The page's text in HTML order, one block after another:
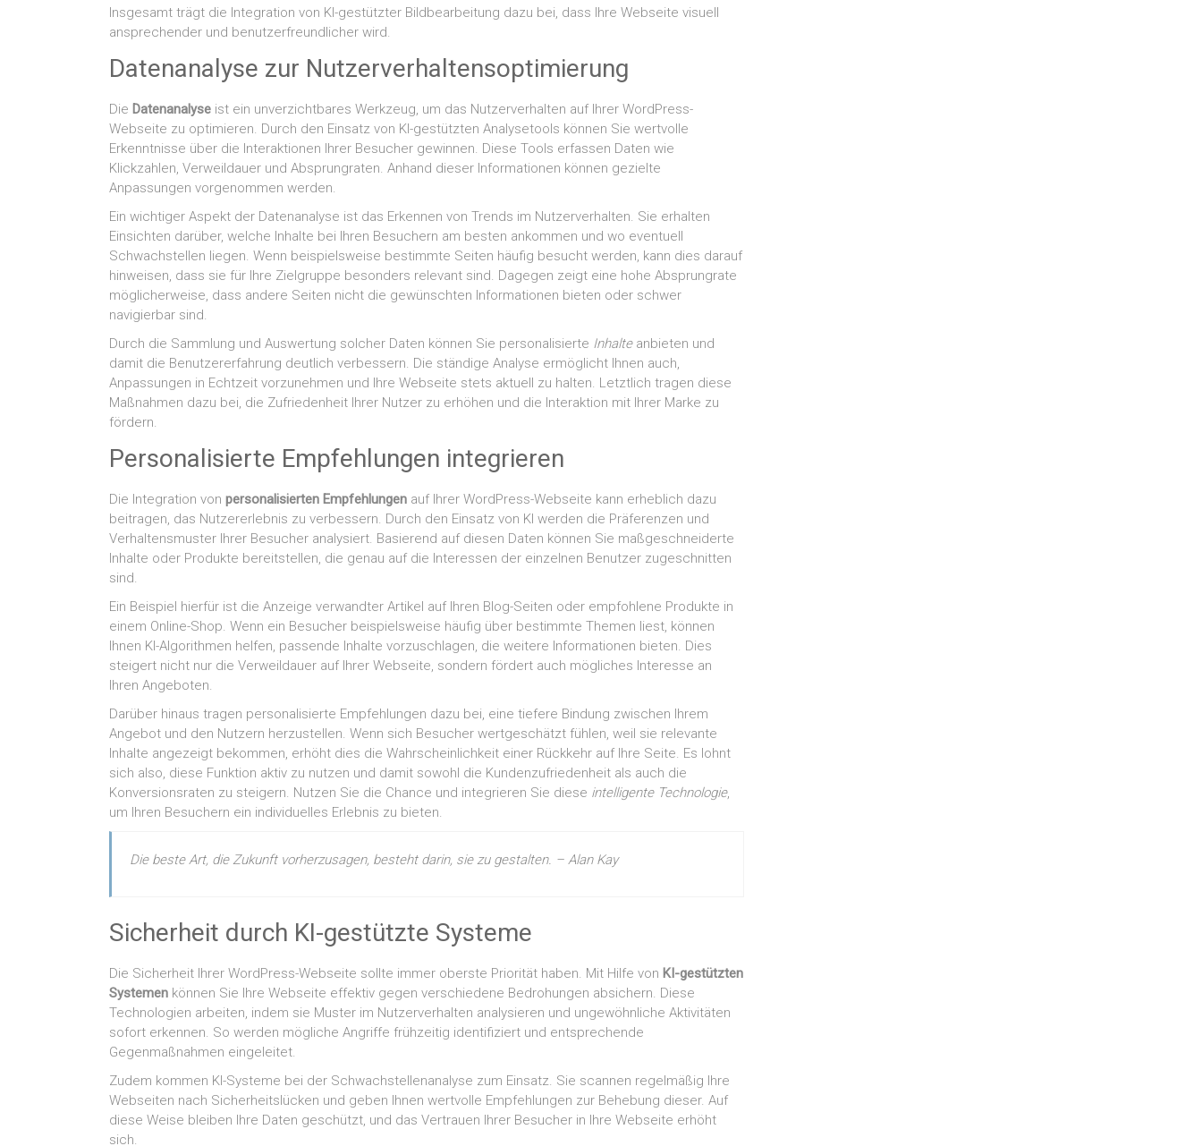
Insgesamt trägt die Integration von KI-gestützter Bildbearbeitung dazu bei, dass Ihre Webseite visuell
ansprechender und benutzerfreundlicher wird.
Datenanalyse zur Nutzerverhaltensoptimierung
Die Datenanalyse ist ein unverzichtbares Werkzeug, um das Nutzerverhalten auf Ihrer WordPress-
Webseite zu optimieren. Durch den Einsatz von KI-gestützten Analysetools können Sie wertvolle
Erkenntnisse über die Interaktionen Ihrer Besucher gewinnen. Diese Tools erfassen Daten wie
Klickzahlen, Verweildauer und Absprungraten. Anhand dieser Informationen können gezielte
Anpassungen vorgenommen werden.
Ein wichtiger Aspekt der Datenanalyse ist das Erkennen von Trends im Nutzerverhalten. Sie erhalten
Einsichten darüber, welche Inhalte bei Ihren Besuchern am besten ankommen und wo eventuell
Schwachstellen liegen. Wenn beispielsweise bestimmte Seiten häufig besucht werden, kann dies darauf
hinweisen, dass sie für Ihre Zielgruppe besonders relevant sind. Dagegen zeigt eine hohe Absprungrate
möglicherweise, dass andere Seiten nicht die gewünschten Informationen bieten oder schwer
navigierbar sind.
Durch die Sammlung und Auswertung solcher Daten können Sie personalisierte Inhalteanbieten und
damit die Benutzererfahrung deutlich verbessern. Die ständige Analyse ermöglicht Ihnen auch,
Anpassungen in Echtzeit vorzunehmen und Ihre Webseite stets aktuell zu halten. Letztlich tragen diese
Maßnahmen dazu bei, die Zufriedenheit Ihrer Nutzer zu erhöhen und die Interaktion mit Ihrer Marke zu
fördern.
Personalisierte Empfehlungen integrieren
Die Integration von personalisierten Empfehlungen auf Ihrer WordPress-Webseite kann erheblich dazu
beitragen, das Nutzererlebnis zu verbessern. Durch den Einsatz von KI werden die Präferenzen und
Verhaltensmuster Ihrer Besucher analysiert. Basierend auf diesen Daten können Sie maßgeschneiderte
Inhalte oder Produkte bereitstellen, die genau auf die Interessen der einzelnen Benutzer zugeschnitten
sind.
Ein Beispiel hierfür ist die Anzeige verwandter Artikel auf Ihren Blog-Seiten oder empfohlene Produkte in
einem Online-Shop. Wenn ein Besucher beispielsweise häufig über bestimmte Themen liest, können
Ihnen KI-Algorithmen helfen, passende Inhalte vorzuschlagen, die weitere Informationen bieten. Dies
steigert nicht nur die Verweildauer auf Ihrer Webseite, sondern fördert auch mögliches Interesse an
Ihren Angeboten.
Darüber hinaus tragen personalisierte Empfehlungen dazu bei, eine tiefere Bindung zwischen Ihrem
Angebot und den Nutzern herzustellen. Wenn sich Besucher wertgeschätzt fühlen, weil sie relevante
Inhalte angezeigt bekommen, erhöht dies die Wahrscheinlichkeit einer Rückkehr auf Ihre Seite. Es lohnt
sich also, diese Funktion aktiv zu nutzen und damit sowohl die Kundenzufriedenheit als auch die
Konversionsraten zu steigern. Nutzen Sie die Chance und integrieren Sie diese intelligente Technologie,
um Ihren Besuchern ein individuelles Erlebnis zu bieten.
Die beste Art, die Zukunft vorherzusagen, besteht darin, sie zu gestalten. – Alan Kay
Sicherheit durch KI-gestützte Systeme
Die Sicherheit Ihrer WordPress-Webseite sollte immer oberste Priorität haben. Mit Hilfe von KI-gestützten
Systemen können Sie Ihre Webseite effektiv gegen verschiedene Bedrohungen absichern. Diese
Technologien arbeiten, indem sie Muster im Nutzerverhalten analysieren und ungewöhnliche Aktivitäten
sofort erkennen. So werden mögliche Angriffe frühzeitig identifiziert und entsprechende
Gegenmaßnahmen eingeleitet.
Zudem kommen KI-Systeme bei der Schwachstellenanalyse zum Einsatz. Sie scannen regelmäßig Ihre
Webseiten nach Sicherheitslücken und geben Ihnen wertvolle Empfehlungen zur Behebung dieser. Auf
diese Weise bleiben Ihre Daten geschützt, und das Vertrauen Ihrer Besucher in Ihre Webseite erhöht
sich.